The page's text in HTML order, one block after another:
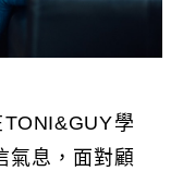
學
氣息，面對顧